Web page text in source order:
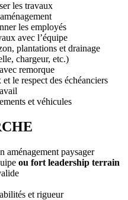
les travaux
les employés
avec l’équipe
plantations et drainage
chargeur, etc.)
remorque
le respect des échéanciers
et véhicules
aménagement paysager
ou fort leadership terrain
et rigueur